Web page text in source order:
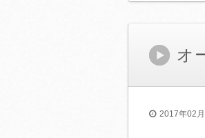
オ
2017年02月